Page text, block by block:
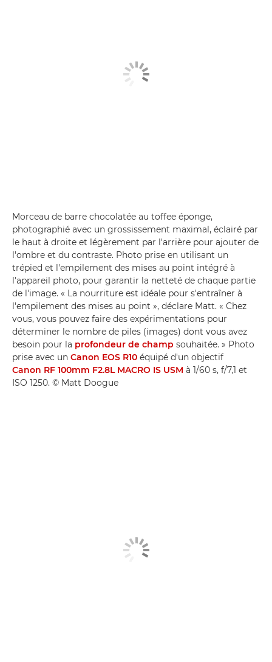
Morceau de barre chocolatée au toffee éponge,
photographié avec un grossissement maximal, éclairé par
le haut à droite et légèrement par l'arrière pour ajouter de
l'ombre et du contraste. Photo prise en utilisant un
trépied et l'empilement des mises au point intégré à
l'appareil photo, pour garantir la netteté de chaque partie
de l'image. « La nourriture est idéale pour s'entraîner à
l'empilement des mises au point », déclare Matt. « Chez
vous, vous pouvez faire des expérimentations pour
déterminer le nombre de piles (images) dont vous avez
besoin pour la profondeur de champ souhaitée. » Photo
prise avec un Canon EOS R10 équipé d'un objectif
Canon RF 100mm F2.8L MACRO IS USM à 1/60 s, f/7,1 et
ISO 1250. © Matt Doogue